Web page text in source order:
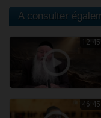
A consulter
12:45
46:45